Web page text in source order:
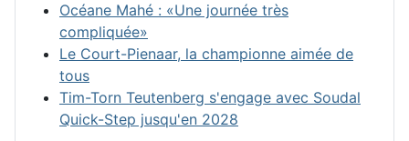
Océane Mahé : «Une journée très
compliquée»
Le Court-Pienaar, la championne aimée de
tous
Tim-Torn Teutenberg s'engage avec Soudal
Quick-Step jusqu'en 2028